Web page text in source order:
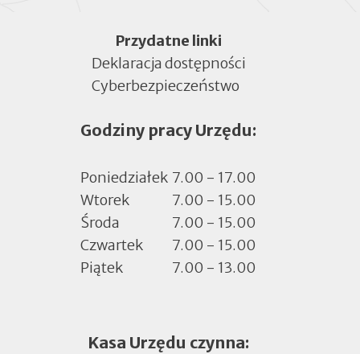
MenuPrzydatne linki
Deklaracja dostępności
Cyberbezpieczeństwo
w
zakładce
Godziny pracy Urzędu:
Poniedziałek 7.00 - 17.00
Wtorek
7.00 - 15.00
Środa
7.00 - 15.00
Czwartek
7.00 - 15.00
Piątek
7.00 - 13.00
Kasa Urzędu czynna: